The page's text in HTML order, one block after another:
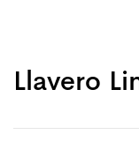
Llavero